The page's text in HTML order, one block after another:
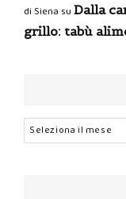
di Siena su Dalla
grillo: tabù
Archivi